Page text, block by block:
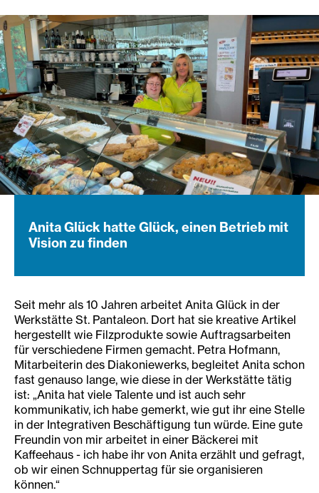
Anita Glück hatte Glück, einen Betrieb mit
Vision zu finden
Seit mehr als 10 Jahren arbeitet Anita Glück in der
Werkstätte St. Pantaleon. Dort hat sie kreative Artikel
hergestellt wie Filzprodukte sowie Auftragsarbeiten
für verschiedene Firmen gemacht. Petra Hofmann,
Mitarbeiterin des Diakoniewerks, begleitet Anita schon
fast genauso lange, wie diese in der Werkstätte tätig
ist: „Anita hat viele Talente und ist auch sehr
kommunikativ, ich habe gemerkt, wie gut ihr eine Stelle
in der Integrativen Beschäftigung tun würde. Eine gute
Freundin von mir arbeitet in einer Bäckerei mit
Kaffeehaus - ich habe ihr von Anita erzählt und gefragt,
ob wir einen Schnuppertag für sie organisieren
können.“